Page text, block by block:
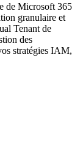
de Microsoft 365
granulaire et
Tenant de
des
stratégies IAM,